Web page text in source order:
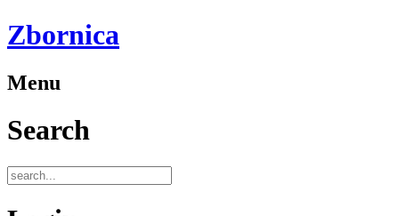
Zbornica
Menu
Search